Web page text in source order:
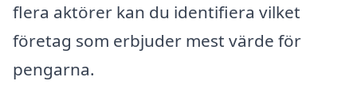
flera aktörer kan du identifiera vilket
företag som erbjuder mest värde för
pengarna.